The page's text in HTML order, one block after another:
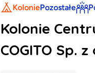
KoloniePozostałe
Kolonie
COGITO Sp. z